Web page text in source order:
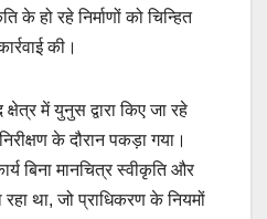
के हो रहे निर्माणों को चिन्हित
की।
में युनुस द्वारा किए जा रहे
के दौरान पकड़ा गया।
बिना मानचित्र स्वीकृति और
था, जो प्राधिकरण के नियमों